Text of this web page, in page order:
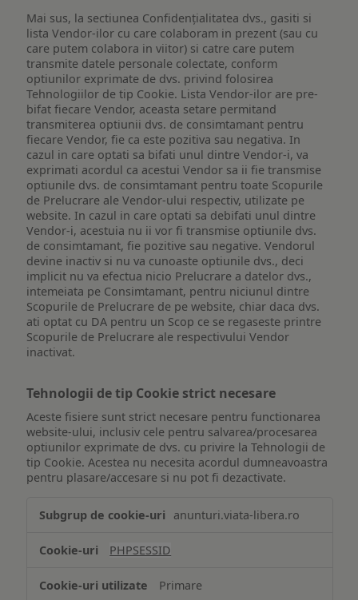
Mai sus, la sectiunea Confidențialitatea dvs., gasiti si
lista Vendor-ilor cu care colaboram in prezent (sau cu
care putem colabora in viitor) si catre care putem
transmite datele personale colectate, conform
optiunilor exprimate de dvs. privind folosirea
Tehnologiilor de tip Cookie. Lista Vendor-ilor are pre-
bifat fiecare Vendor, aceasta setare permitand
transmiterea optiunii dvs. de consimtamant pentru
fiecare Vendor, fie ca este pozitiva sau negativa. In
cazul in care optati sa bifati unul dintre Vendor-i, va
exprimati acordul ca acestui Vendor sa ii fie transmise
optiunile dvs. de consimtamant pentru toate Scopurile
de Prelucrare ale Vendor-ului respectiv, utilizate pe
website. In cazul in care optati sa debifati unul dintre
Vendor-i, acestuia nu ii vor fi transmise optiunile dvs.
de consimtamant, fie pozitive sau negative. Vendorul
devine inactiv si nu va cunoaste optiunile dvs., deci
implicit nu va efectua nicio Prelucrare a datelor dvs.,
intemeiata pe Consimtamant, pentru niciunul dintre
Scopurile de Prelucrare de pe website, chiar daca dvs.
ati optat cu DA pentru un Scop ce se regaseste printre
Scopurile de Prelucrare ale respectivului Vendor
inactivat.
Tehnologii de tip Cookie strict necesare
Aceste fisiere sunt strict necesare pentru functionarea
website-ului, inclusiv cele pentru salvarea/procesarea
optiunilor exprimate de dvs. cu privire la Tehnologii de
tip Cookie. Acestea nu necesita acordul dumneavoastra
pentru plasare/accesare si nu pot fi dezactivate.
de
Cookie
necesare
anunturi.viata-libera.ro
PHPSESSID
Primare